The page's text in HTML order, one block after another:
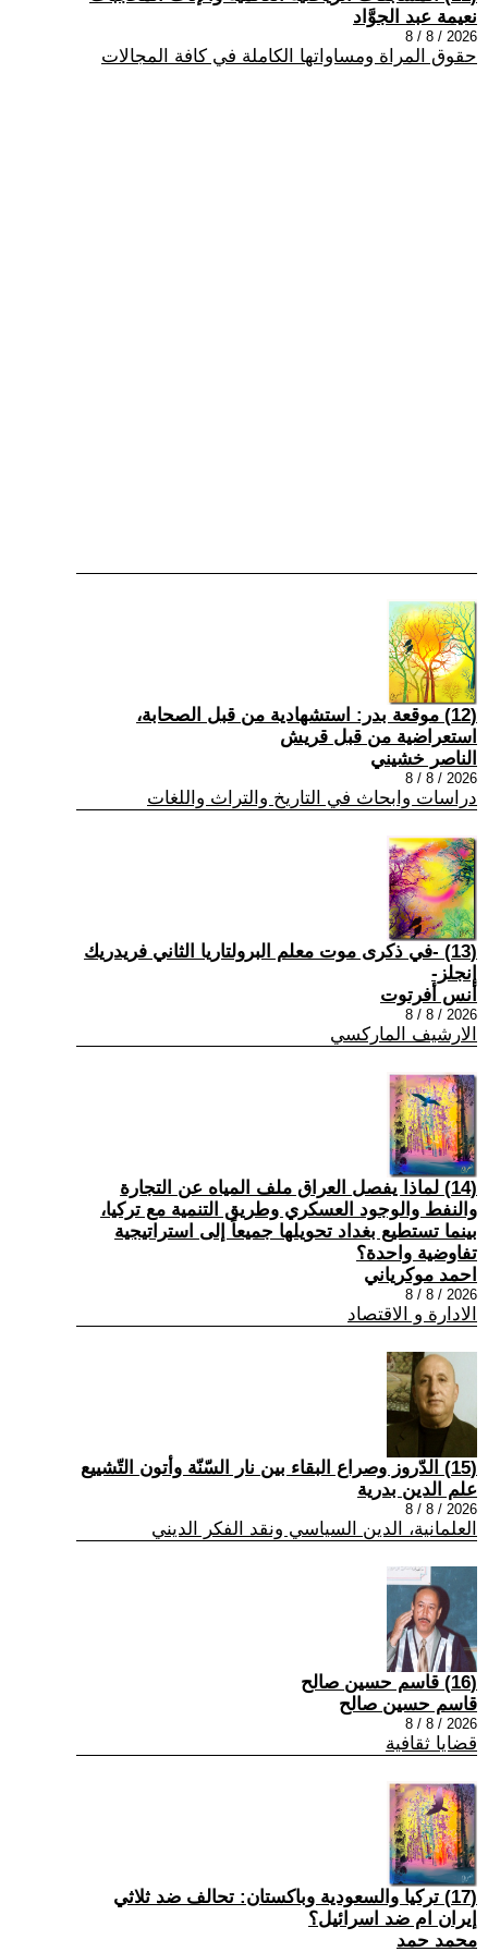
نعيمة عبد الجوَّاد
2026 / 8 / 8
حقوق المراة ومساواتها الكاملة في كافة المجالات
(12) موقعة بدر: استشهادية من قبل الصحابة،
استعراضية من قبل قريش
الناصر خشيني
2026 / 8 / 8
دراسات وابحاث في التاريخ والتراث واللغات
(13) -في ذكرى موت معلم البرولتاريا الثاني فريدريك
إنجلز-
أنس أفرتوت
2026 / 8 / 8
الارشيف الماركسي
(14) لماذا يفصل العراق ملف المياه عن التجارة
والنفط والوجود العسكري وطريق التنمية مع تركيا،
بينما تستطيع بغداد تحويلها جميعاً إلى استراتيجية
تفاوضية واحدة؟
احمد موكرياني
2026 / 8 / 8
الادارة و الاقتصاد
(15) الدّروز وصراع البقاء بين نار السّنّة وأتون التّشييع
علم الدين بدرية
2026 / 8 / 8
العلمانية، الدين السياسي ونقد الفكر الديني
(16) قاسم حسين صالح
قاسم حسين صالح
2026 / 8 / 8
قضايا ثقافية
(17) تركيا والسعودية وباكستان: تحالف ضد ثلاثي
إيران ام ضد اسرائيل؟
محمد حمد